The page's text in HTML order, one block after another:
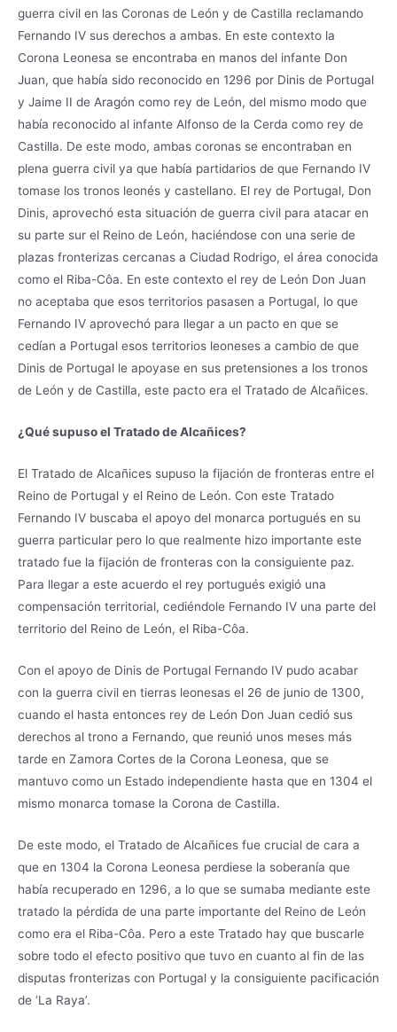
guerra civil en las Coronas de León y de Castilla reclamando
Fernando IV sus derechos a ambas. En este contexto la
Corona Leonesa se encontraba en manos del infante Don
Juan, que había sido reconocido en 1296 por Dinis de Portugal
y Jaime II de Aragón como rey de León, del mismo modo que
había reconocido al infante Alfonso de la Cerda como rey de
Castilla. De este modo, ambas coronas se encontraban en
plena guerra civil ya que había partidarios de que Fernando IV
tomase los tronos leonés y castellano. El rey de Portugal, Don
Dinis, aprovechó esta situación de guerra civil para atacar en
su parte sur el Reino de León, haciéndose con una serie de
plazas fronterizas cercanas a Ciudad Rodrigo, el área conocida
como el Riba-Côa. En este contexto el rey de León Don Juan
no aceptaba que esos territorios pasasen a Portugal, lo que
Fernando IV aprovechó para llegar a un pacto en que se
cedían a Portugal esos territorios leoneses a cambio de que
Dinis de Portugal le apoyase en sus pretensiones a los tronos
de León y de Castilla, este pacto era el Tratado de Alcañices.
¿Qué supuso el Tratado de Alcañices?
El Tratado de Alcañices supuso la fijación de fronteras entre el
Reino de Portugal y el Reino de León. Con este Tratado
Fernando IV buscaba el apoyo del monarca portugués en su
guerra particular pero lo que realmente hizo importante este
tratado fue la fijación de fronteras con la consiguiente paz.
Para llegar a este acuerdo el rey portugués exigió una
compensación territorial, cediéndole Fernando IV una parte del
territorio del Reino de León, el Riba-Côa.
Con el apoyo de Dinis de Portugal Fernando IV pudo acabar
con la guerra civil en tierras leonesas el 26 de junio de 1300,
cuando el hasta entonces rey de León Don Juan cedió sus
derechos al trono a Fernando, que reunió unos meses más
tarde en Zamora Cortes de la Corona Leonesa, que se
mantuvo como un Estado independiente hasta que en 1304 el
mismo monarca tomase la Corona de Castilla.
De este modo, el Tratado de Alcañices fue crucial de cara a
que en 1304 la Corona Leonesa perdiese la soberanía que
había recuperado en 1296, a lo que se sumaba mediante este
tratado la pérdida de una parte importante del Reino de León
como era el Riba-Côa. Pero a este Tratado hay que buscarle
sobre todo el efecto positivo que tuvo en cuanto al fin de las
disputas fronterizas con Portugal y la consiguiente pacificación
de ‘La Raya’.